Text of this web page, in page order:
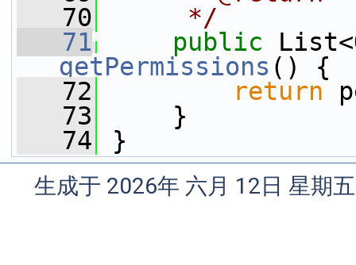
   70
     */
   71
public
getPermissions () {
   72
return
   73
}
   74
}
生成于 2026年 六月 12日 星期